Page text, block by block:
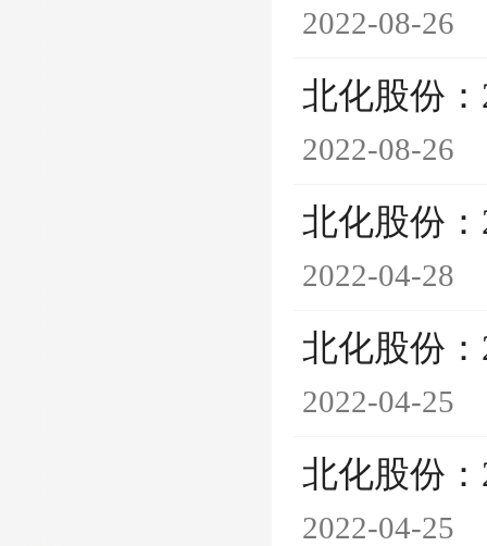
2022-08-26
北化股份
2022-08-26
北化股份
2022-04-28
北化股份
2022-04-25
北化股份
2022-04-25